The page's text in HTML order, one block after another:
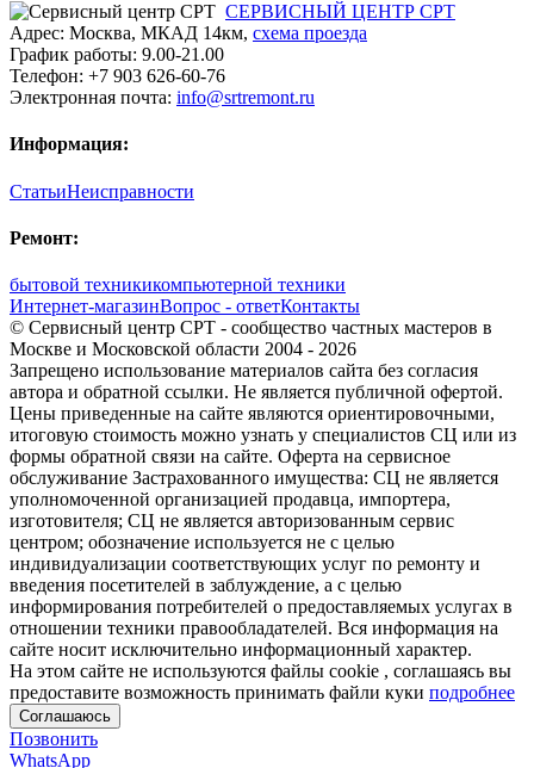
СЕРВИСНЫЙ ЦЕНТР СРТ
Адрес: Москва, МКАД 14км, cхема проезда
График работы: 9.00-21.00
Телефон: +7 903 626-60-76
Электронная почта: info@srtremont.ru
Информация:
СтатьиНеисправности
Ремонт:
бытовой техникикомпьютерной техники
Интернет-магазинВопрос - ответКонтакты
© Сервисный центр СРТ - сообщество частных мастеров в
Москве и Московской области 2004 - 2026
Запрещено использование материалов сайта без согласия
автора и обратной ссылки. Не является публичной офертой.
Цены приведенные на сайте являются ориентировочными,
итоговую стоимость можно узнать у специалистов СЦ или из
формы обратной связи на сайте. Оферта на сервисное
обслуживание Застрахованного имущества: СЦ не является
уполномоченной организацией продавца, импортера,
изготовителя; СЦ не является авторизованным сервис
центром; обозначение используется не с целью
индивидуализации соответствующих услуг по ремонту и
введения посетителей в заблуждение, а с целью
информирования потребителей о предоставляемых услугах в
отношении техники правообладателей. Вся информация на
сайте носит исключительно информационный характер.
На этом сайте не используются файлы cookie , соглашаясь вы
предоставите возможность принимать файли куки подробнее
Соглашаюсь
Позвонить
WhatsApp